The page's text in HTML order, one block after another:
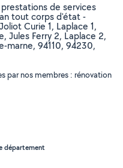
de services
tout corps d'état -
Curie 1, Laplace 1,
Jules Ferry 2, Laplace 2,
marne, 94110, 94230,
par nos membres : rénovation
département